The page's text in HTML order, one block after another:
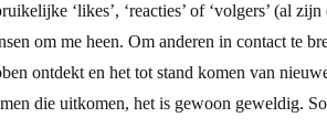
ik dat aan anderen kan geven, alleen maar
heeft het dit geweldige resultaat
‘likes’, ‘reacties’ of ‘volgers’ (al
om me heen. Om anderen in contact te